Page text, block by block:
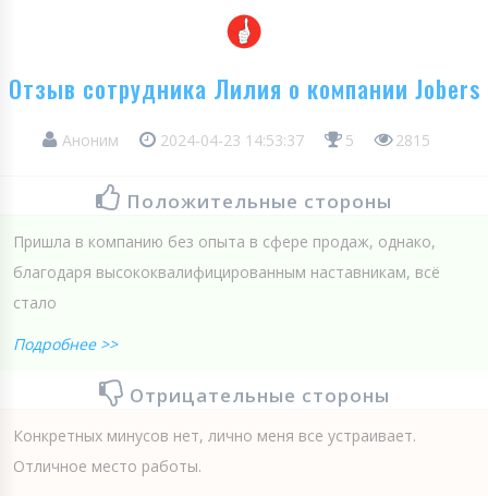
Отзыв сотрудника Лилия о компании Jobers
Аноним 2024-04-23 14:53:37 5 2815
Положительные стороны
Пришла в компанию без опыта в сфере продаж, однако,
благодаря высококвалифицированным наставникам, всё
стало
Подробнее >>
Отрицательные стороны
Конкретных минусов нет, лично меня все устраивает.
Отличное место работы.